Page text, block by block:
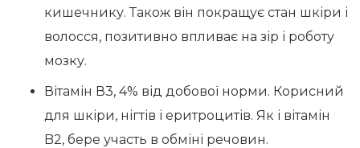
кишечнику. Також він покращує стан шкіри і
волосся, позитивно впливає на зір і роботу
мозку.
Вітамін В3, 4% від добової норми. Корисний
для шкіри, нігтів і еритроцитів. Як і вітамін
B2, бере участь в обміні речовин.